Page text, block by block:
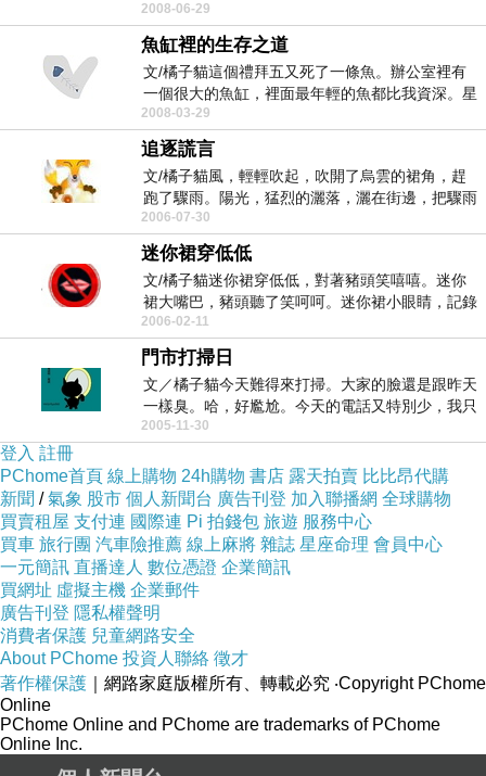
向前方努力奔...
2008-06-29
魚缸裡的生存之道
文/橘子貓這個禮拜五又死了一條魚。辦公室裡有
一個很大的魚缸，裡面最年輕的魚都比我資深。星
期五下午，我...
2008-03-29
追逐謊言
文/橘子貓風，輕輕吹起，吹開了烏雲的裙角，趕
跑了驟雨。陽光，猛烈的灑落，灑在街邊，把驟雨
留下的水漬蒸...
2006-07-30
迷你裙穿低低
文/橘子貓迷你裙穿低低，對著豬頭笑嘻嘻。迷你
裙大嘴巴，豬頭聽了笑呵呵。迷你裙小眼睛，記錄
別人不留情。...
2006-02-11
門市打掃日
文／橘子貓今天難得來打掃。大家的臉還是跟昨天
一樣臭。哈，好尷尬。今天的電話又特別少，我只
好一直放音樂...
2005-11-30
登入 註冊
PChome首頁 線上購物 24h購物 書店 露天拍賣 比比昂代購
新聞 /氣象 股市 個人新聞台 廣告刊登 加入聯播網 全球購物
買賣租屋 支付連 國際連 Pi 拍錢包 旅遊 服務中心
買車 旅行團 汽車險推薦 線上麻將 雜誌 星座命理 會員中心
一元簡訊 直播達人 數位憑證 企業簡訊
買網址 虛擬主機 企業郵件
廣告刊登 隱私權聲明
消費者保護 兒童網路安全
About PChome 投資人聯絡 徵才
著作權保護 ｜網路家庭版權所有、轉載必究 ‧Copyright PChome
Online
PChome Online and PChome are trademarks of PChome
Online Inc.